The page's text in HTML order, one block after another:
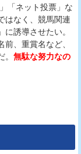
「ネット投票」な
はなく、競馬関連
に誘導させたい。
、重賞名など、
無駄な努力なの